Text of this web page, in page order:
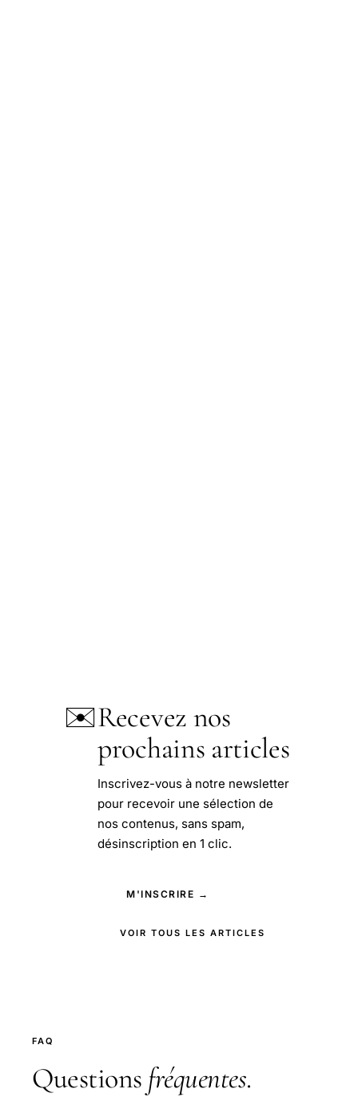
✉️Recevez nos
prochains articles
Inscrivez-vous à notre newsletter
pour recevoir une sélection de
nos contenus, sans spam,
désinscription en 1 clic.
M'INSCRIRE →
VOIR TOUS LES ARTICLES
FAQ
Questions fréquentes.